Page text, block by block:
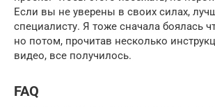
Если вы не уверены в своих силах,
специалисту. Я тоже сначала боялась
но потом, прочитав несколько
видео, все получилось.
FAQ